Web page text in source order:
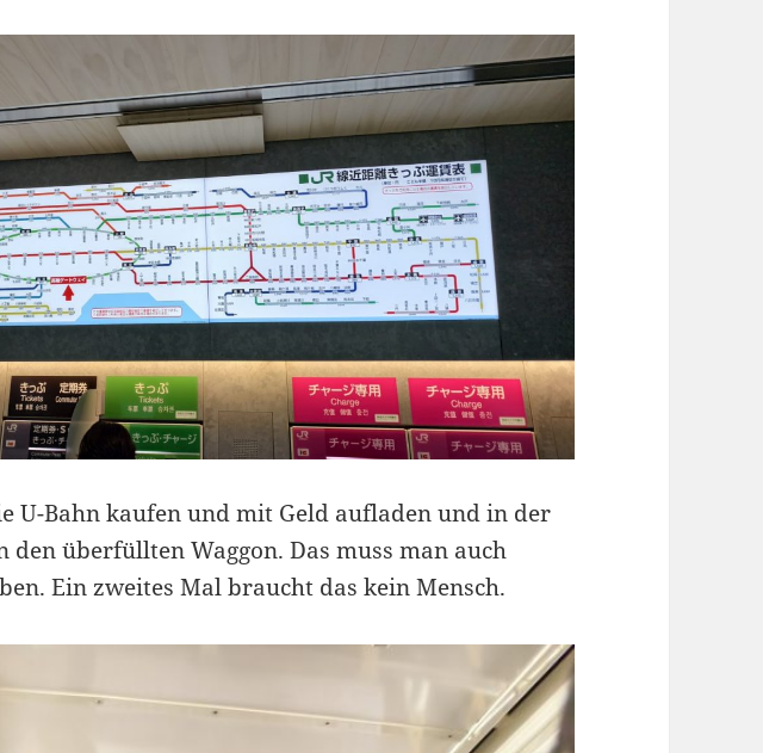
U-Bahn kaufen und mit Geld aufladen und in der
den überfüllten Waggon. Das muss man auch
Ein zweites Mal braucht das kein Mensch.